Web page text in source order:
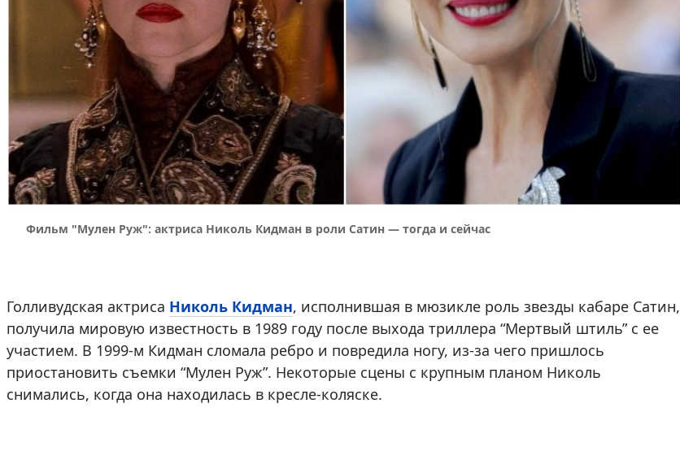
Фильм "Мулен Руж": актриса Николь Кидман в роли Сатин — тогда и сейчас
Голливудская актриса Николь Кидман, исполнившая в мюзикле роль звезды кабаре Сатин,
получила мировую известность в 1989 году после выхода триллера “Мертвый штиль” с ее
участием. В 1999-м Кидман сломала ребро и повредила ногу, из-за чего пришлось
приостановить съемки “Мулен Руж”. Некоторые сцены с крупным планом Николь
снимались, когда она находилась в кресле-коляске.